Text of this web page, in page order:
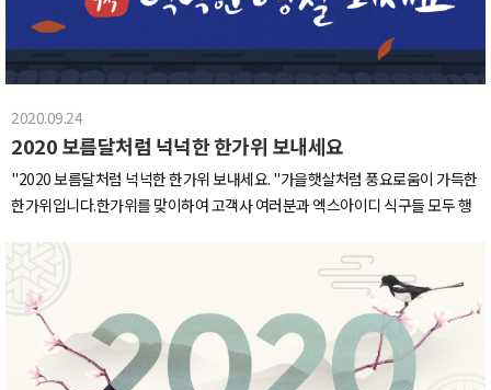
진심이면 저희가 쓸 수 밖에 없잖아요카페 짓밟을 수 있죠?​커피는 물론 스무디
등 다양한 카페 메뉴도 가능해 주방에서 다양한 음료를 만들어 먹고 있답니다이
곳은 저희가 편하게 쉴 수 있는 휴식공간입니다안마의자와 일명 둥지라고 부르
는 라탄 그네의자가 있어 점심시간 후 편하게 휴식을 취하고 있습니다휴식공간
겸 스튜디오이기 때문에 한 쪽에는 탈의실과 메이크업 룸도 있답니다미용실에
서 볼 수 있는 메이크업용 높낮이 조절의자에 앉아 거울에서 나오는 은은한 조명
을 받으면,에라이 기분이다!!! 메이크업 받은 사람들 전원 차은우, 장원영!!​이렇
게 새로 이전한 XID 사무실을 간단히 소개해 드렸습니다새로운 사무실에서 더
2020.09.24
2020 보름달처럼 넉넉한 한가위 보내세요
"2020 보름달처럼 넉넉한 한가위 보내세요. "가을햇살처럼 풍요로움이 가득한
한가위입니다.한가위를 맞이하여 고객사 여러분과 엑스아이디 식구들 모두 행